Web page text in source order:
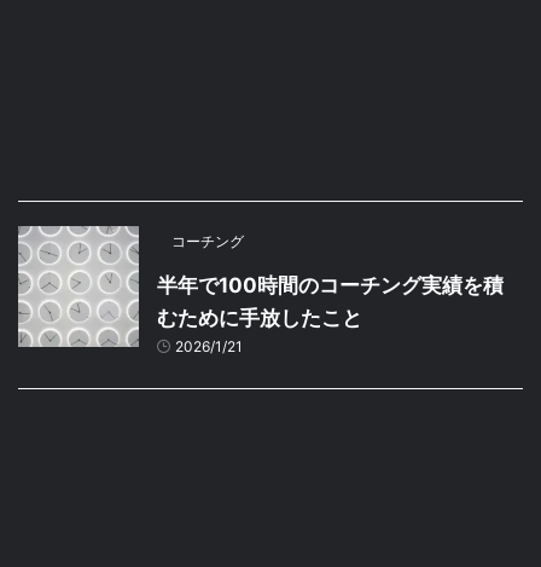
コーチング
半年で100時間のコーチング実績を積
むために手放したこと
2026/1/21